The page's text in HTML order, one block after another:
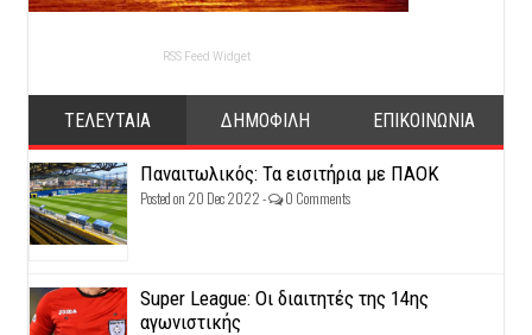
RSS Feed Widget
ΤΕΛΕΥΤΑΙΑ ΔΗΜΟΦΙΛΗ ΕΠΙΚΟΙΝΩΝΙΑ
Παναιτωλικός: Τα εισιτήρια με ΠΑΟΚ
Posted on 20 Dec 2022 - 0 Comments
Super League: Οι διαιτητές της 14ης
αγωνιστικής